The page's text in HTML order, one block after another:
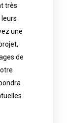
très
une
de
an
if
the
his